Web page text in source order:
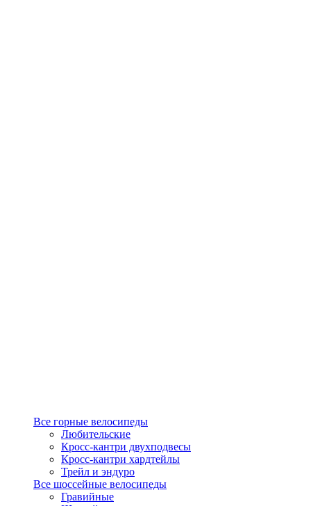
Все горные велосипеды
Любительские
Кросс-кантри двухподвесы
Кросс-кантри хардтейлы
Трейл и эндуро
Все шоссейные велосипеды
Гравийные